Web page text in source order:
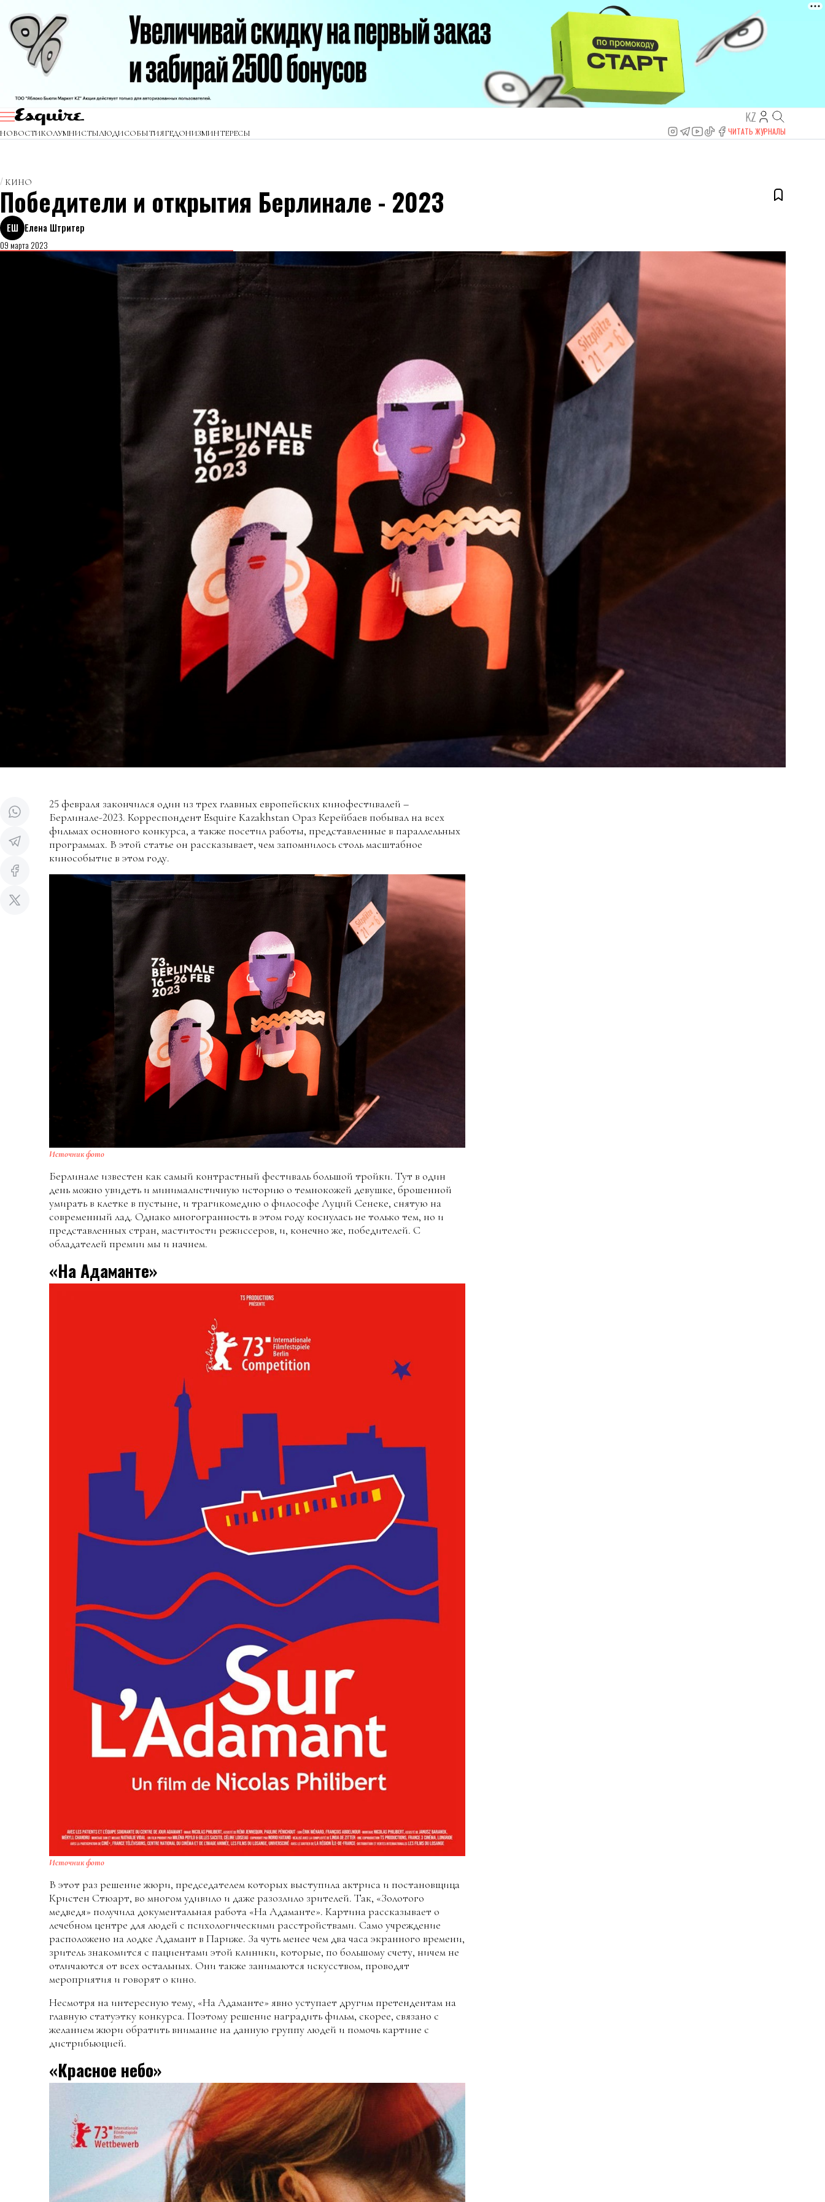
KZ
НОВОСТИКОЛУМНИСТЫЛЮДИСОБЫТИЯГЕДОНИЗМИНТЕРЕСЫ ЧИТАТЬ ЖУРНАЛЫ
КИНО
Победители и открытия Берлинале - 2023
ЕШ Елена Штритер
09 марта 2023
25 февраля закончился один из трех главных европейских кинофестивалей –
Берлинале-2023. Корреспондент Esquire Kazakhstan Ораз Керейбаев побывал на всех
фильмах основного конкурса, а также посетил работы, представленные в параллельных
программах. В этой статье он рассказывает, чем запомнилось столь масштабное
кинособытие в этом году.
Источник фото
Берлинале известен как самый контрастный фестиваль большой тройки. Тут в один
день можно увидеть и минималистичную историю о темнокожей девушке, брошенной
умирать в клетке в пустыне, и трагикомедию о философе Луций Сенеке, снятую на
современный лад. Однако многогранность в этом году коснулась не только тем, но и
представленных стран, маститости режиссеров, и, конечно же, победителей. С
обладателей премии мы и начнем.
«На Адаманте»
Источник фото
В этот раз решение жюри, председателем которых выступила актриса и постановщица
Кристен Стюарт, во многом удивило и даже разозлило зрителей. Так, «Золотого
медведя» получила документальная работа «На Адаманте». Картина рассказывает о
лечебном центре для людей с психологическими расстройствами. Само учреждение
расположено на лодке Адамант в Париже. За чуть менее чем два часа экранного времени,
зритель знакомится с пациентами этой клиники, которые, по большому счету, ничем не
отличаются от всех остальных. Они также занимаются искусством, проводят
мероприятия и говорят о кино.
Несмотря на интересную тему, «На Адаманте» явно уступает другим претендентам на
главную статуэтку конкурса. Поэтому решение наградить фильм, скорее, связано с
желанием жюри обратить внимание на данную группу людей и помочь картине с
дистрибьюцией.
«Красное небо»